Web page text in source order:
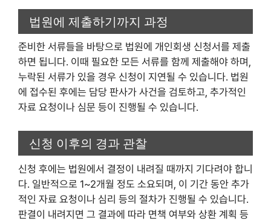
법원에 제출하기까지 과정
준비한 서류들을 바탕으로 법원에 개인회생 신청서를 제출
하면 됩니다. 이때 필요한 모든 서류를 함께 제출해야 하며,
누락된 서류가 있을 경우 신청이 지연될 수 있습니다. 법원
에 접수된 후에는 담당 판사가 사건을 검토하고, 추가적인
자료 요청이나 심문 등이 진행될 수 있습니다.
신청 이후의 경과 관찰
신청 후에는 법원에서 결정이 내려질 때까지 기다려야 합니
다. 일반적으로 1~2개월 정도 소요되며, 이 기간 동안 추가
적인 자료 요청이나 심리 등의 절차가 진행될 수 있습니다.
판결이 내려지면 그 결과에 따라 면책 여부와 상환 계획 등